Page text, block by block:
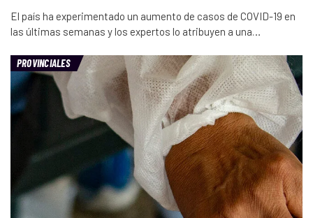
El país ha experimentado un aumento de casos de COVID-19 en
las últimas semanas y los expertos lo atribuyen a una…
PROVINCIALES